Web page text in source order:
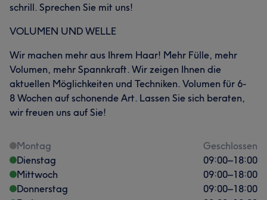
schrill. Sprechen Sie mit uns!
VOLUMEN UND WELLE
Wir machen mehr aus Ihrem Haar! Mehr Fülle, mehr
Volumen, mehr Spannkraft. Wir zeigen Ihnen die
aktuellen Möglichkeiten und Techniken. Volumen für 6-
8 Wochen auf schonende Art. Lassen Sie sich beraten,
wir freuen uns auf Sie!
Montag
Geschlossen
Dienstag
09:00–18:00
Mittwoch
09:00–18:00
Donnerstag
09:00–18:00